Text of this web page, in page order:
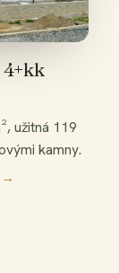
užitná 119
kamny.
→